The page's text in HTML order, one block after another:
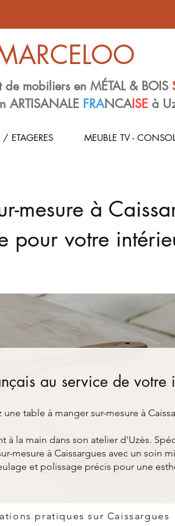
mobiliers en MÉTAL & BOIS
ARTISANALE FRANCAISE à
/ ETAGERES MEUBLE TV -
mesure à
pour votre
au service de votre
une table à manger sur-mesure à
la main dans son atelier d'Uzès.
mesure à Caissargues avec un soin
et polissage précis pour une
pratiques sur Caissargues